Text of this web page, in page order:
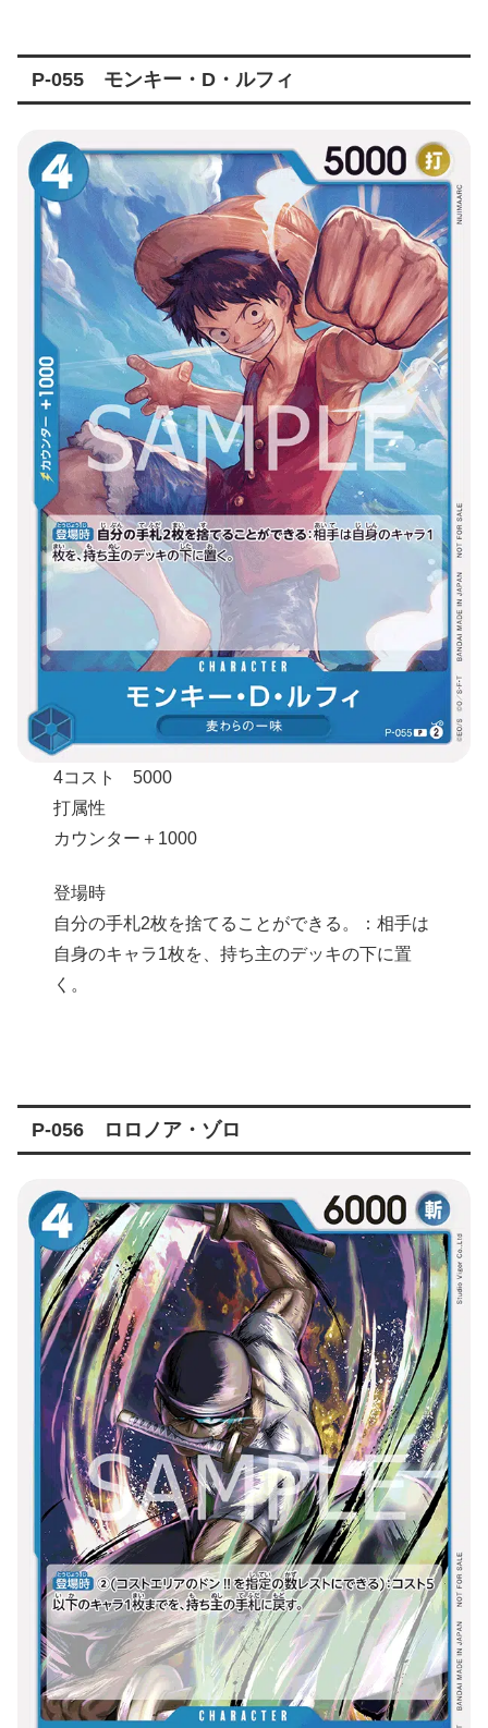
P-055 モンキー・D・ルフィ
4コスト 5000
打属性
カウンター＋1000
登場時
自分の手札2枚を捨てることができる。：相手は
自身のキャラ1枚を、持ち主のデッキの下に置
く。
P-056 ロロノア・ゾロ